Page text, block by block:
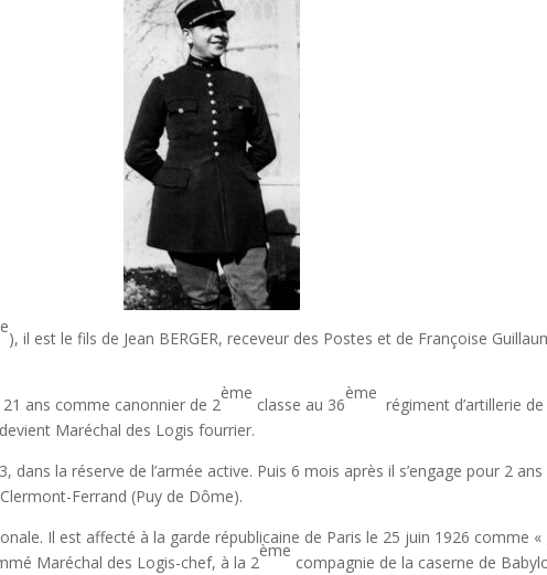
), il est le fils de Jean BERGER, receveur des Postes et de Françoise
ans comme canonnier de 2
ème
classe au 36
ème
régiment d’artillerie
Maréchal des Logis fourrier.
dans la réserve de l’armée active. Puis 6 mois après il s’engage pour 2 ans
Ferrand (Puy de Dôme).
Il est affecté à la garde républicaine de Paris le 25 juin 1926 comme «
Maréchal des Logis-chef, à la 2
ème
compagnie de la caserne de